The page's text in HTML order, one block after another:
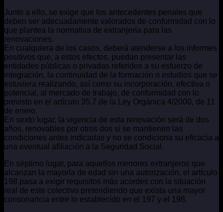
Junto a ello, se exige que los antecedentes penales que
deben ser adecuadamente valorados de conformidad con lo
que plantea la normativa de extranjería para las
renovaciones.
En cualquiera de los casos, deberá atenderse a los informes
positivos que, a estos efectos, puedan presentar las
entidades públicas o privadas referidos a su esfuerzo de
integración, la continuidad de la formación o estudios que se
estuviera realizando, así como su incorporación, efectiva o
potencial, al mercado de trabajo, de conformidad con lo
previsto en el artículo 35.7 de la Ley Orgánica 4/2000, de 11
de enero.
En sexto lugar, la vigencia de esta renovación será de dos
años, renovables por otros dos si se mantienen las
condiciones antes indicadas y no se condiciona su eficacia a
una eventual afiliación a la Seguridad Social.
En séptimo lugar, para aquellos menores extranjeros que
alcanzan la mayoría de edad sin una autorización, el artículo
198 pasa a exigir requisitos más acordes con la situación
real de este colectivo pretendiendo que exista una mayor
consonancia entre lo establecido en el 197 y el 198.